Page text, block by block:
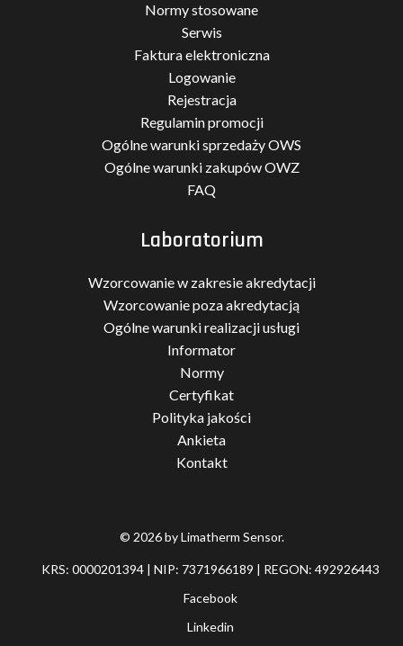
Normy stosowane
Serwis
Faktura elektroniczna
Logowanie
Rejestracja
Regulamin promocji
Ogólne warunki sprzedaży OWS
Ogólne warunki zakupów OWZ
FAQ
Laboratorium
Wzorcowanie w zakresie akredytacji
Wzorcowanie poza akredytacją
Ogólne warunki realizacji usługi
Informator
Normy
Certyfikat
Polityka jakości
Ankieta
Kontakt
© 2026 by Limatherm Sensor.
KRS: 0000201394 | NIP: 7371966189 | REGON: 492926443
Facebook
Linkedin